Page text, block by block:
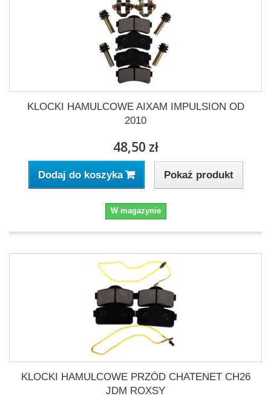
KLOCKI HAMULCOWE AIXAM IMPULSION OD
2010
48,50 zł
Dodaj do koszyka Pokaż produkt
W magazynie
KLOCKI HAMULCOWE PRZÓD CHATENET CH26
JDM ROXSY